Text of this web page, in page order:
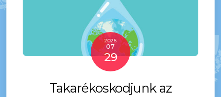
2026
07
29
Takarékoskodjunk az